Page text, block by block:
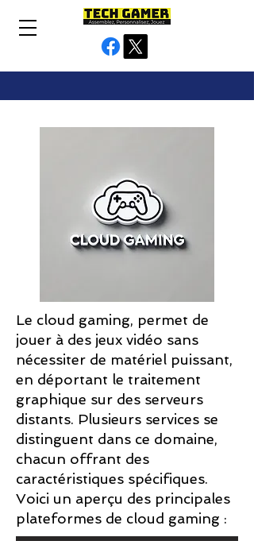
Le cloud gaming, permet de
jouer à des jeux vidéo sans
nécessiter de matériel puissant,
en déportant le traitement
graphique sur des serveurs
distants. Plusieurs services se
distinguent dans ce domaine,
chacun offrant des
caractéristiques spécifiques.
Voici un aperçu des principales
plateformes de cloud gaming :